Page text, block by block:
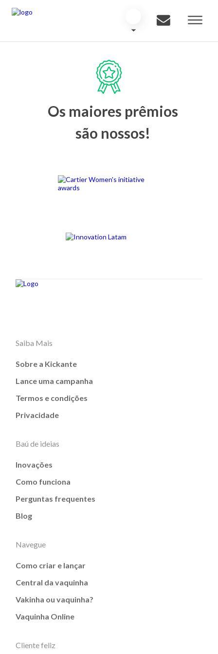
Os maiores prêmios
são nossos!
Saiba Mais
Sobre a Kickante
Lance uma campanha
Termos e condições
Privacidade
Baú de ideias
Inovações
Como funciona
Perguntas frequentes
Blog
Navegue
Como criar e lançar
Central da vaquinha
Vakinha ou vaquinha?
Vaquinha Online
Cliente feliz